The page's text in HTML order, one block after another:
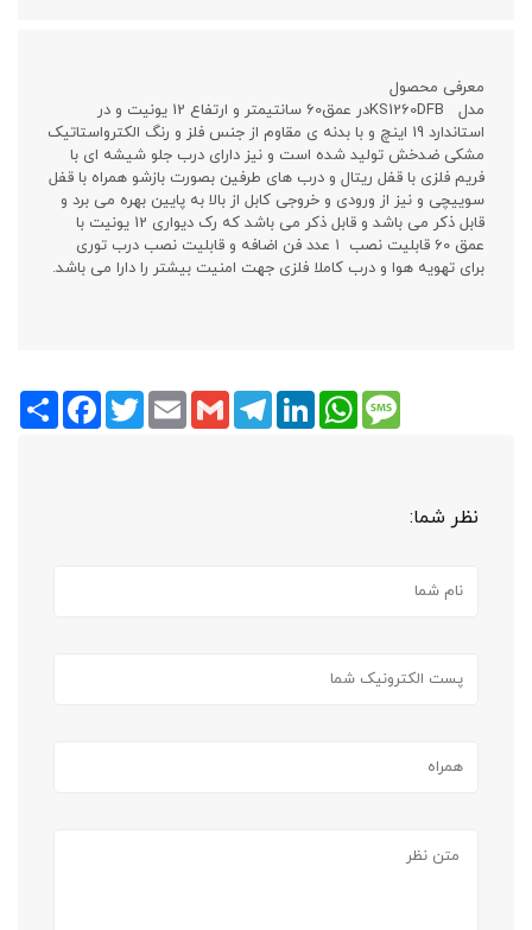
معرفی محصول
مدل KS1260DFBدر عمق60 سانتیمتر و ارتفاع 12 یونیت و در
استاندارد 19 اینچ و با بدنه ی مقاوم از جنس فلز و رنگ الکترواستاتیک
مشکی ضدخش تولید شده است و نیز دارای درب جلو شیشه ای با
فریم فلزی با قفل ریتال و درب های طرفین بصورت بازشو همراه با قفل
سوییچی و نیز از ورودی و خروجی کابل از بالا به پایین بهره می برد و
قابل ذکر می باشد و قابل ذکر می باشد که رک دیواری 12 یونیت با
عمق 60 قابلیت نصب ۱ عدد فن اضافه و قابلیت نصب درب توری
برای تهویه هوا و درب کاملا فلزی جهت امنیت بیشتر را دارا می باشد.
Share
FacebookTwitter Email Gmail
TelegramLinkedInWhatsAppMessage
نظر شما: